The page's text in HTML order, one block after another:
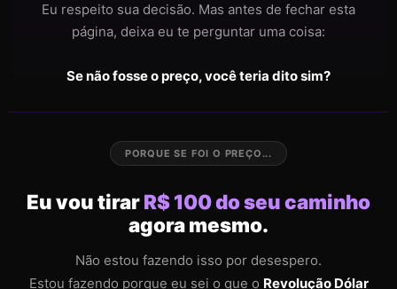
Eu respeito sua decisão. Mas antes de fechar esta
página, deixa eu te perguntar uma coisa:
Se não fosse o preço, você teria dito sim?
PORQUE SE FOI O PREÇO...
Eu vou tirarR$ 100 do seu caminho
agora mesmo.
Não estou fazendo isso por desespero.
Estou fazendo porque eu sei o que o Revolução Dólar